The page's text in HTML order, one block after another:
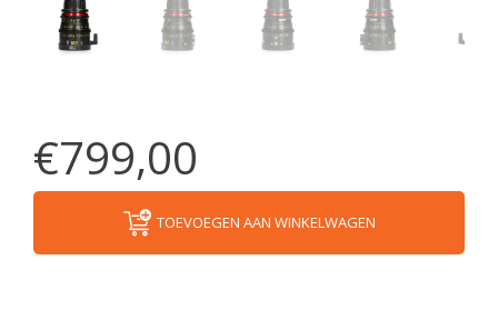
€799,00
TOEVOEGEN AAN WINKELWAGEN